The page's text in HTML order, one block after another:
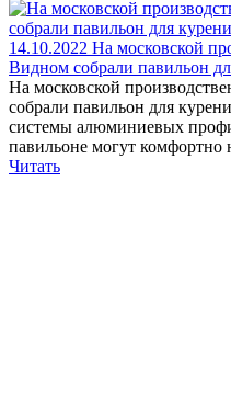
14.10.2022 На московской
Видном собрали павильон
На московской
собрали павильон для
системы алюминиевых
павильоне могут комфортно
Читать